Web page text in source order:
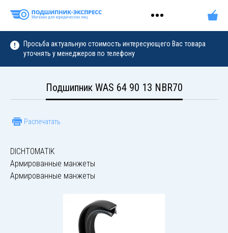
Просьба актуальную стоимость интересующего Вас товара
уточнять у менеджеров по телефону
Подшипник WAS 64 90 13 NBR70
Распечатать
DICHTOMATIK
Армированные манжеты
Армированные манжеты